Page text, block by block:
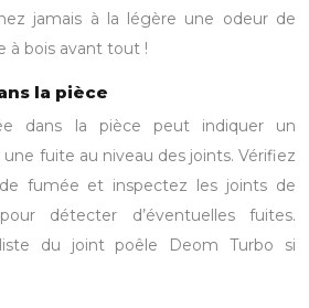
jamais à la légère une odeur de
à bois avant tout !
la pièce
dans la pièce peut indiquer un
fuite au niveau des joints. Vérifiez
fumée et inspectez les joints de
détecter d’éventuelles fuites.
du joint poêle Deom Turbo si